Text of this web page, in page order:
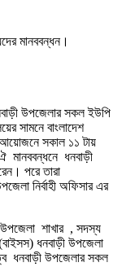
উপজেলার সকল ইউপি
সামনে বাংলাদেশ
সকাল ১১ টায়
মানববন্ধনে ধনবাড়ী
পরে তারা
নির্বাহী অফিসার এর
উপজেলা শাখার , সদস্য
ধনবাড়ী উপজেলা
ধনবাড়ী উপজেলার সকল